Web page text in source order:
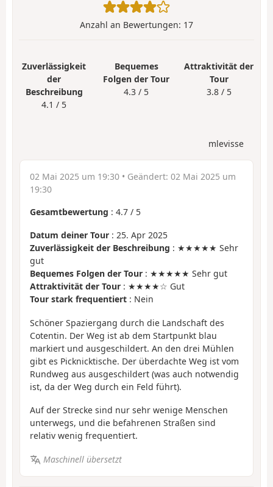
Anzahl an Bewertungen: 17
Zuverlässigkeit
der
Beschreibung
4.1 / 5
Bequemes
Folgen der Tour
4.3 / 5
Attraktivität der
Tour
3.8 / 5
mlevisse
02 Mai 2025 um 19:30 • Geändert: 02 Mai 2025 um
19:30
Gesamtbewertung : 4.7 / 5
Datum deiner Tour : 25. Apr 2025
Zuverlässigkeit der Beschreibung : ★★★★★ Sehr
gut
Bequemes Folgen der Tour : ★★★★★ Sehr gut
Attraktivität der Tour : ★★★★☆ Gut
Tour stark frequentiert : Nein
Schöner Spaziergang durch die Landschaft des
Cotentin. Der Weg ist ab dem Startpunkt blau
markiert und ausgeschildert. An den drei Mühlen
gibt es Picknicktische. Der überdachte Weg ist vom
Rundweg aus ausgeschildert (was auch notwendig
ist, da der Weg durch ein Feld führt).
Auf der Strecke sind nur sehr wenige Menschen
unterwegs, und die befahrenen Straßen sind
relativ wenig frequentiert.
Maschinell übersetzt